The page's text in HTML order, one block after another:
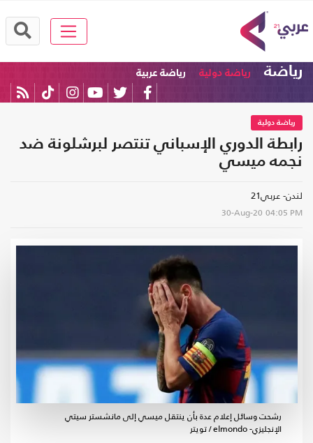
رياضة رياضة دولية رياضة عربية
رياضة دولية
رابطة الدوري الإسباني تنتصر لبرشلونة ضد
نجمه ميسي
لندن- عربي21
30-Aug-20 04:05 PM
رشحت وسائل إعلام عدة بأن ينتقل ميسي إلى مانشستر سيتي
الإنجليزي- elmondo / تويتر